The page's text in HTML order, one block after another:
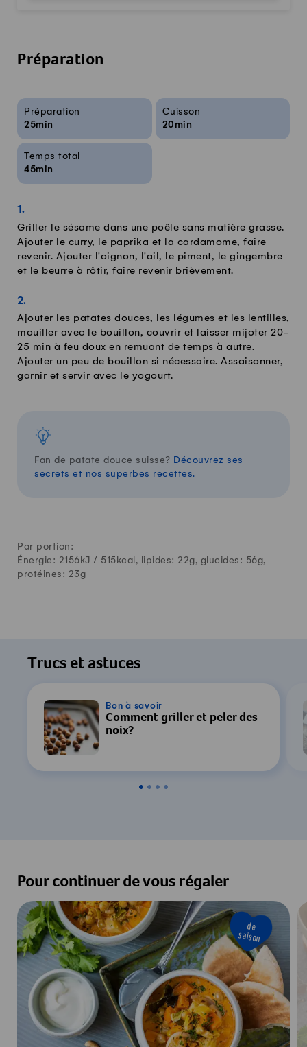
Préparation
Infos sur la recette
Préparation
25min
Cuisson
20min
Temps total
45min
Griller le sésame dans une poêle sans matière grasse.
Ajouter le curry, le paprika et la cardamome, faire
revenir. Ajouter l'oignon, l'ail, le piment, le gingembre
et le beurre à rôtir, faire revenir brièvement.
Ajouter les patates douces, les légumes et les lentilles,
mouiller avec le bouillon, couvrir et laisser mijoter 20-
25 min à feu doux en remuant de temps à autre.
Ajouter un peu de bouillon si nécessaire. Assaisonner,
garnir et servir avec le yogourt.
Fan de patate douce suisse? Découvrez ses
secrets et nos superbes recettes.
Par portion:
Énergie: 2156kJ / 515 kcal, lipides: 22g, glucides: 56g,
protéines: 23g
Trucs et astuces
Bon à savoir
Comment griller et peler des
noix?
Pour continuer de vous régaler
de
saison